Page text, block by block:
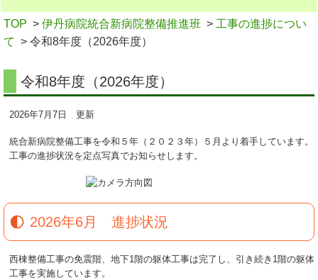
TOP > 伊丹病院統合新病院整備推進班 > 工事の進捗につい
て > 令和8年度（2026年度）
令和8年度（2026年度）
2026年7月7日 更新
統合新病院整備工事を令和５年（２０２３年）５月より着手しています。
工事の進捗状況を定点写真でお知らせします。
2026年6月 進捗状況
西棟整備工事の免震階、地下1階の躯体工事は完了し、引き続き1階の躯体
工事を実施しています。